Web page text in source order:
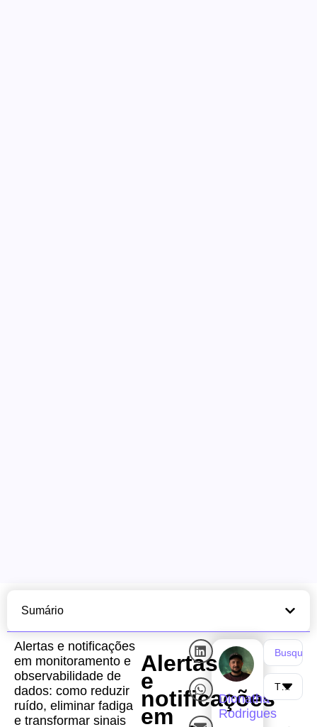
Alertas e notificações
em monitoramento e
observabilidade de
dados: como reduzir
ruído, eliminar fadiga
e transformar sinais
Alertas
e
notificações
em
Dionatha
Rodrigues
Sumário